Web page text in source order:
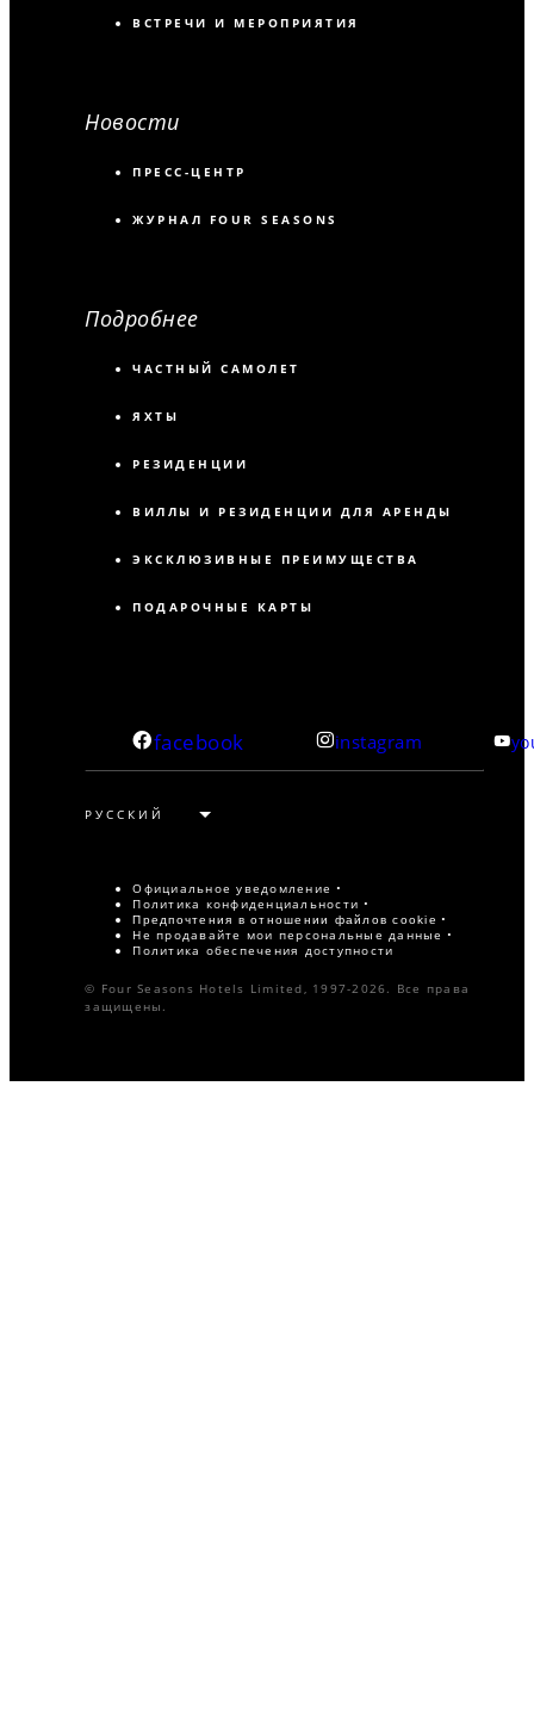
ВСТРЕЧИ И МЕРОПРИЯТИЯ
Новости
ПРЕСС-ЦЕНТР
ЖУРНАЛ FOUR SEASONS
Подробнее
ЧАСТНЫЙ САМОЛЕТ
ЯХТЫ
РЕЗИДЕНЦИИ
ВИЛЛЫ И РЕЗИДЕНЦИИ ДЛЯ АРЕНДЫ
ЭКСКЛЮЗИВНЫЕ ПРЕИМУЩЕСТВА
ПОДАРОЧНЫЕ КАРТЫ
facebook instagram
Официальное уведомление
Политика конфиденциальности
Предпочтения в отношении файлов cookie
Не продавайте мои персональные данные
Политика обеспечения доступности
© Four Seasons Hotels Limited, 1997-2026. Все права
защищены.